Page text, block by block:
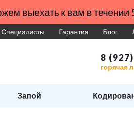
выехать к вам в
Специалисты Гарантия Блог
8
горячая
Запой